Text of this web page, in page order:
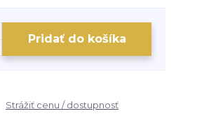
Pridať do košíka
Strážiť cenu / dostupnosť